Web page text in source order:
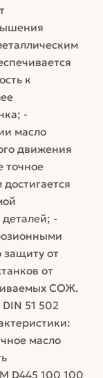
к
-
масло
движения
точное
-
защиту от
от
СОЖ.
51 502
масло
D445 100 100